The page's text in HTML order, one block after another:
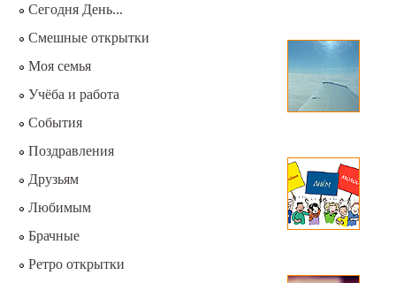
Сегодня День...
Смешные открытки
Моя семья
Учёба и работа
События
Поздравления
Друзьям
Любимым
Брачные
Ретро открытки